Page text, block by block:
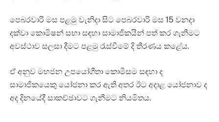
පෙබරවාරි මස පළමු වැනිදා සිට පෙබරවාරි මස 15 වනදා
දක්වා කොමිෂන් සභා සඳහා සාමාජිකයින් පත් කර ගැනීමට
අවස්ථාව සලසා දීමට පළමු රැස්වීමේ දි තීරණය කළේය.
ඒ අනුව මහජන උපයෝගීතා කොමිසම සඳහා ද
සාමාජිකයෙකු යෝජනා කර ඇති අතර ඊට අදාළ යෝජනාව ද
අද දිනයේදී සාකච්ඡාවට ගැනීමට නියමිතය.